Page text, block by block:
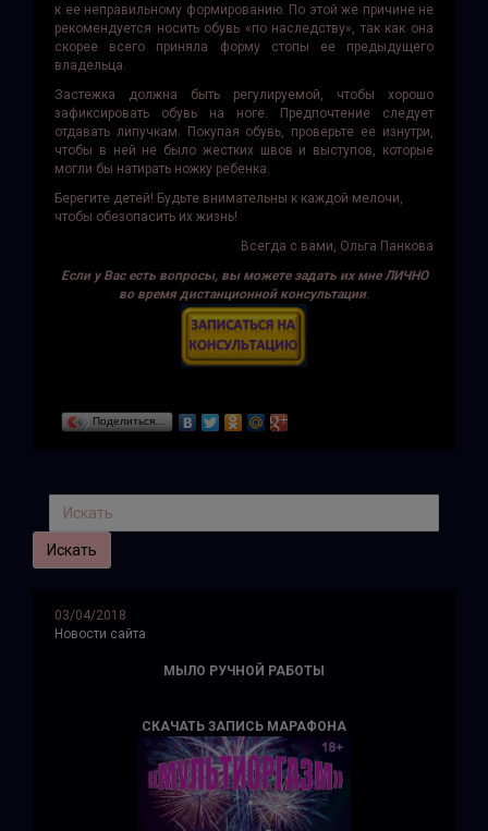
к ее неправильному формированию. По этой же причине не
рекомендуется носить обувь «по наследству», так как она
скорее всего приняла форму стопы ее предыдущего
владельца.
Застежка должна быть регулируемой, чтобы хорошо
зафиксировать обувь на ноге. Предпочтение следует
отдавать липучкам. Покупая обувь, проверьте ее изнутри,
чтобы в ней не было жестких швов и выступов, которые
могли бы натирать ножку ребенка.
Берегите детей! Будьте внимательны к каждой мелочи,
чтобы обезопасить их жизнь!
Всегда с вами, Ольга Панкова
Если у Вас есть вопросы, вы можете задать их мне ЛИЧНО
во время дистанционной консультации.
Поделиться…
03/04/2018
Новости сайта
МЫЛО РУЧНОЙ РАБОТЫ
СКАЧАТЬ ЗАПИСЬ МАРАФОНА